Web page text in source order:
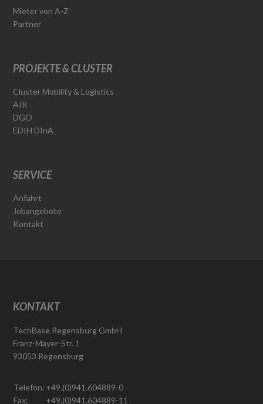
Mieter von A-Z
Partner
PROJEKTE & CLUSTER
Cluster Mobility & Logistics
AIR
DGO
EDIH DInA
SERVICE
Anfahrt
Jobangebote
Kontakt
KONTAKT
TechBase Regensburg GmbH
Franz-Mayer-Str. 1
93053 Regensburg
Telefon:
Fax:
+49.(0)941.604889-0
+49.(0)941.604889-11